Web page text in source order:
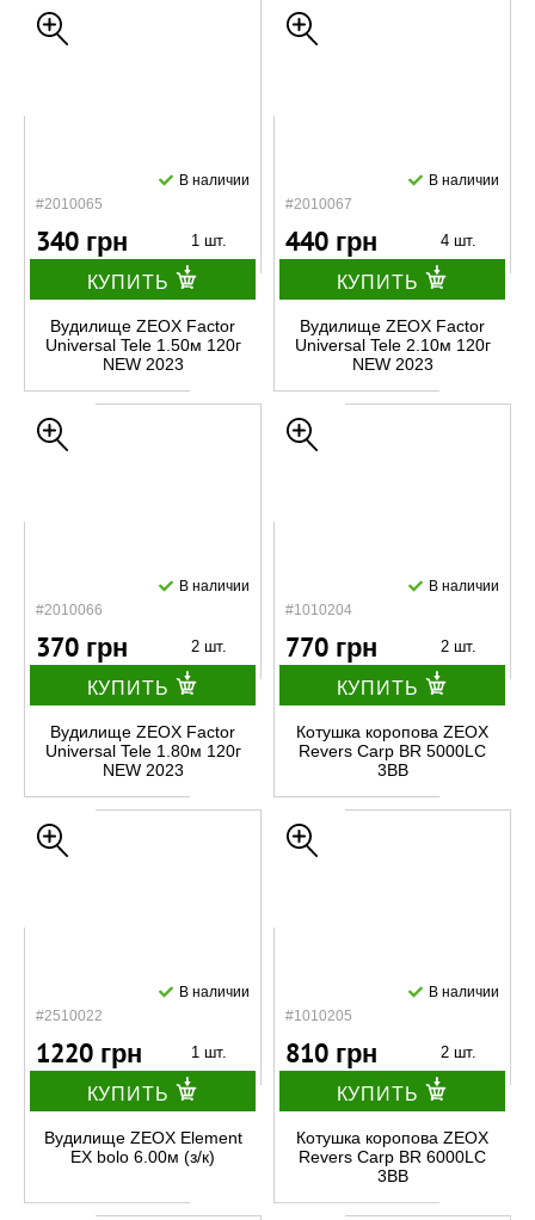
#2010065
В наличии
340 грн 1 шт.
КУПИТЬ
Вудилище ZEOX Factor
Universal Tele 1.50м 120г
NEW 2023
#2010067
В наличии
440 грн 4 шт.
КУПИТЬ
Вудилище ZEOX Factor
Universal Tele 2.10м 120г
NEW 2023
#2010066
В наличии
370 грн 2 шт.
КУПИТЬ
Вудилище ZEOX Factor
Universal Tele 1.80м 120г
NEW 2023
#1010204
В наличии
770 грн 2 шт.
КУПИТЬ
Котушка коропова ZEOX
Revers Carp BR 5000LC
3BB
#2510022
В наличии
1220 грн 1 шт.
КУПИТЬ
Вудилище ZEOX Element
EX bolo 6.00м (з/к)
#1010205
В наличии
810 грн 2 шт.
КУПИТЬ
Котушка коропова ZEOX
Revers Carp BR 6000LC
3BB